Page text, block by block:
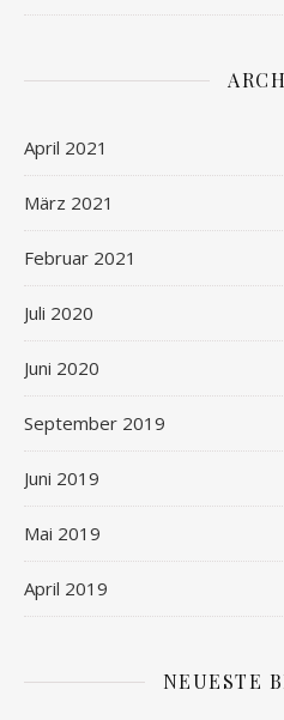
April 2021
März 2021
Februar 2021
Juli 2020
Juni 2020
September 2019
Juni 2019
Mai 2019
April 2019
NEUESTE